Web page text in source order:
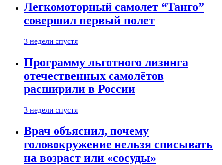
Легкомоторный самолет “Танго”
совершил первый полет
3 недели спустя
Программу льготного лизинга
отечественных самолётов
расширили в России
3 недели спустя
Врач объяснил, почему
головокружение нельзя списывать
на возраст или «сосуды»